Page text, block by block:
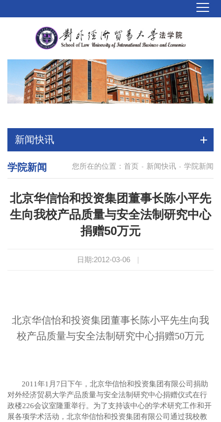
新闻快讯
您所在的位置： 首页 - 新闻快讯 - 学院新闻
学院新闻
北京华信怡和投资集团董事长陈小平先
生向我校产品质量与安全法制研究中心
捐赠50万元
日期:2012-03-06 |
北京华信怡和投资集团董事长陈小平先生向我
校产品质量与安全法制研究中心捐赠50万元
2011年1 月 7 日下午，北京华信怡和投资集团有限公司捐助
对外经济贸易大学产品质量与安全法制研究中心捐赠仪式在行
政楼226会议室隆重举行。为了支持该中心的学术研究工作和开
展各项学术活动，北京华信怡和投资集团有限公司通过我校教